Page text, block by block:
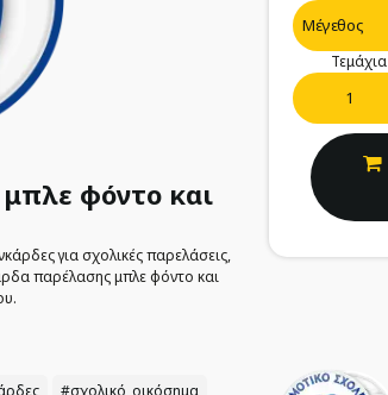
φόντο και
για σχολικές παρελάσεις,
παρέλασης μπλε φόντο και
#σχολικό_οικόσημα
Τεμάχια